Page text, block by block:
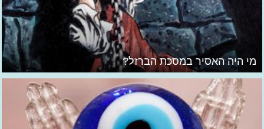
מי היה האסיר במסכת הברזל?